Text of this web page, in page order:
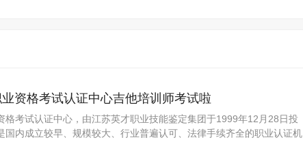
资格考试认证中心吉他培训师考试啦
格考试认证中心，由江苏英才职业技能鉴定集团于1999年12月28日投
国内成立较早、规模较大、行业普遍认可、法律手续齐全的职业认证机